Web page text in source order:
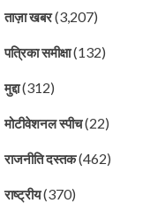
ताज़ा खबर(3,207)
पत्रिका समीक्षा(132)
मुद्दा(312)
मोटीवेशनल स्पीच(22)
राजनीति दस्तक(462)
राष्ट्रीय(370)